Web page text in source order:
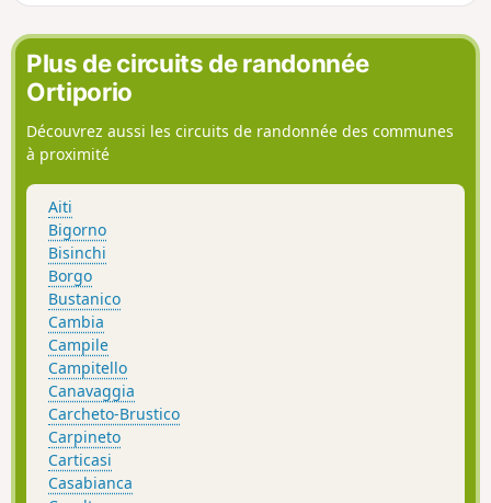
que l'on longe, offre à la fois une vue sur la mer
Tyrrhénienne et sur la Castaniccia et ses villages.
Plus de circuits de randonnée
Ortiporio
Découvrez aussi les circuits de randonnée des communes
à proximité
Aiti
Bigorno
Bisinchi
Borgo
Bustanico
Cambia
Campile
Campitello
Canavaggia
Carcheto-Brustico
Carpineto
Carticasi
Casabianca